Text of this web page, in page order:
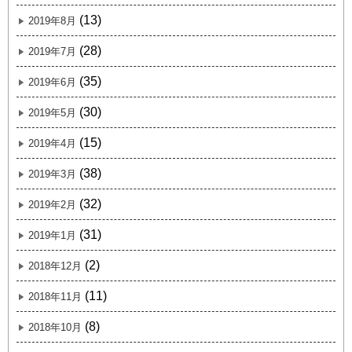
2019年8月 (13)
2019年7月 (28)
2019年6月 (35)
2019年5月 (30)
2019年4月 (15)
2019年3月 (38)
2019年2月 (32)
2019年1月 (31)
2018年12月 (2)
2018年11月 (11)
2018年10月 (8)